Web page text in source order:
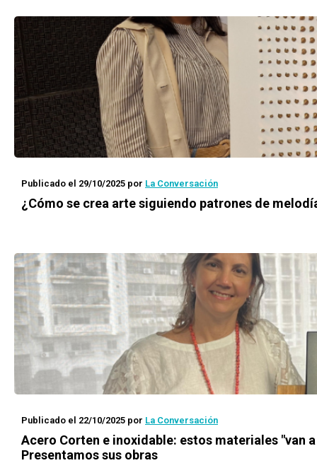
Publicado el 29/10/2025 por La Conversación
¿Cómo se crea arte siguiendo patrones de
Publicado el 22/10/2025 por La Conversación
Acero Corten e inoxidable: estos materiales "van
Presentamos sus obras